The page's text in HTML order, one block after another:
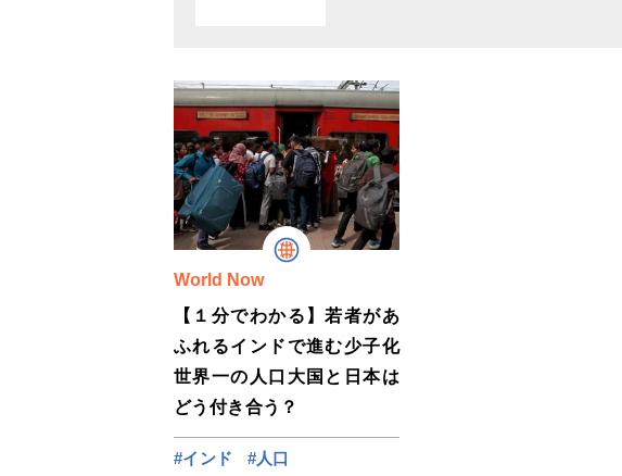
World Now
【１分でわかる】若者があ
ふれるインドで進む少子化
世界一の人口大国と日本は
どう付き合う？
#インド
#人口